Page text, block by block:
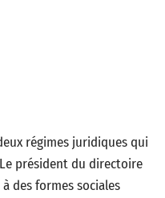
régimes juridiques qui
président du directoire
des formes sociales